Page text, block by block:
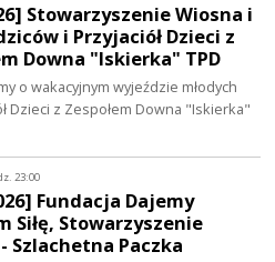
Stowarzyszenie Wiosna i
i Przyjaciół Dzieci z
Downa "Iskierka" TPD
o wakacyjnym wyjeździe młodych
Dzieci z Zespołem Downa "Iskierka"
23:00
Fundacja Dajemy
Siłę, Stowarzyszenie
Szlachetna Paczka